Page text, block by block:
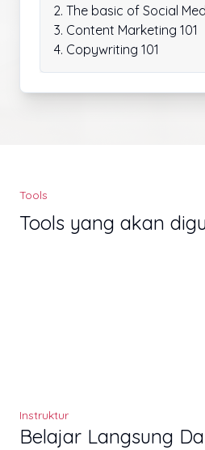
The basic of Social
Content Marketing 101
Copywriting 101
Tools
Tools yang akan
Instruktur
Belajar Langsung